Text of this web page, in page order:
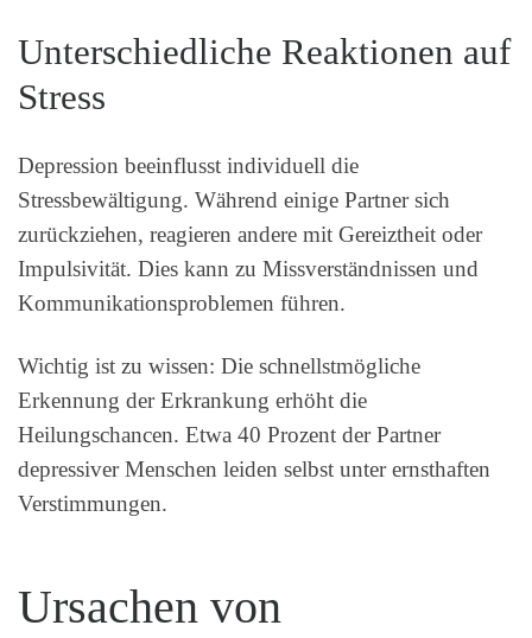
Unterschiedliche Reaktionen auf
Stress
Depression beeinflusst individuell die
Stressbewältigung. Während einige Partner sich
zurückziehen, reagieren andere mit Gereiztheit oder
Impulsivität. Dies kann zu Missverständnissen und
Kommunikationsproblemen führen.
Wichtig ist zu wissen: Die schnellstmögliche
Erkennung der Erkrankung erhöht die
Heilungschancen. Etwa 40 Prozent der Partner
depressiver Menschen leiden selbst unter ernsthaften
Verstimmungen.
Ursachen von